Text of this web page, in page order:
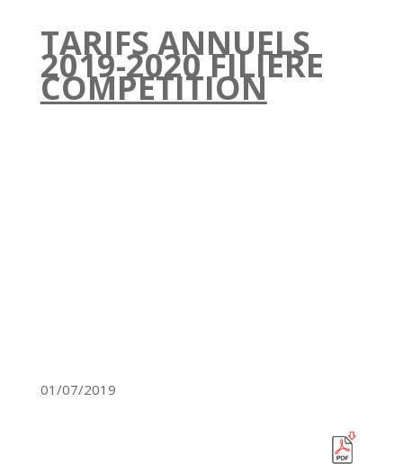
TARIFS ANNUELS
2019-2020 FILIERE
COMPETITION
01/07/2019